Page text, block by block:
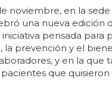
noviembre, en la
una nueva edición
iniciativa pensada para
la prevención y el
y en la que
que quisieron